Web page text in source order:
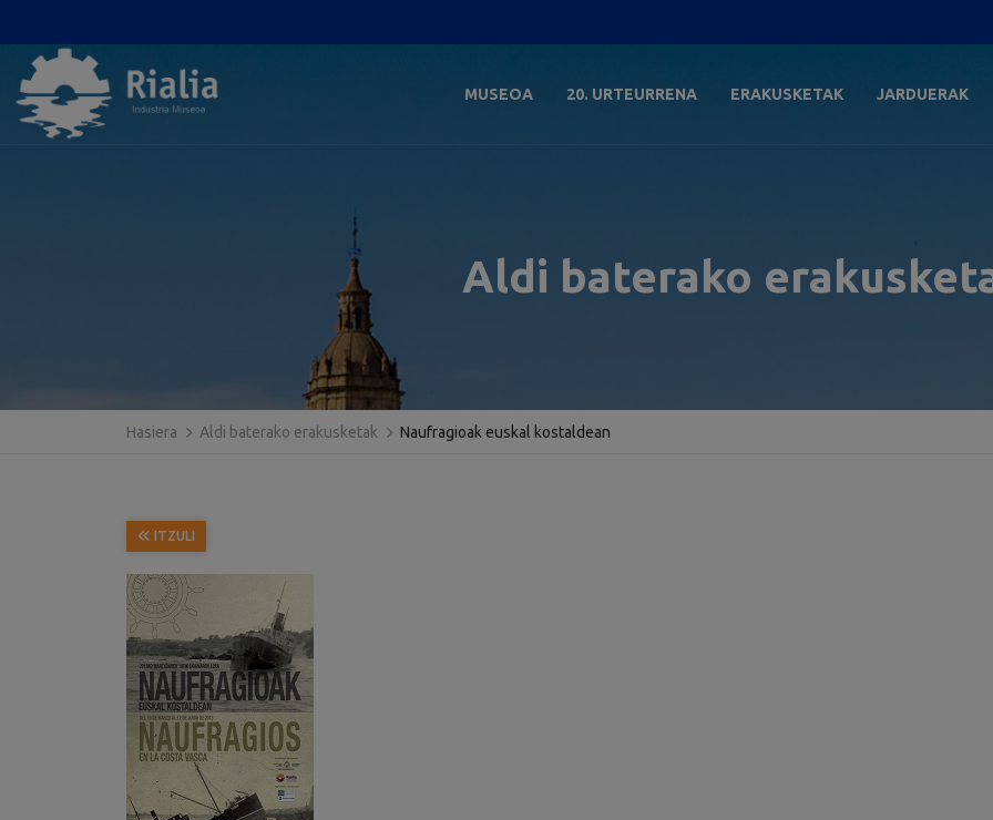
MUSEOA 20. URTEURRENA ERAKUSKETAK JARDUERAK
Aldi baterako
Hasiera Aldi baterako erakusketak Naufragioak euskal kostaldean
ITZULI